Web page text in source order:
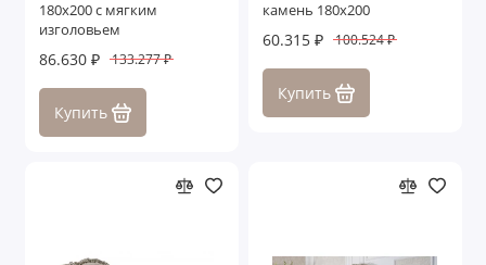
180х200 с мягким
изголовьем
86.630 ₽ 133.277 ₽
Купить
камень 180х200
60.315 ₽ 100.524 ₽
Купить